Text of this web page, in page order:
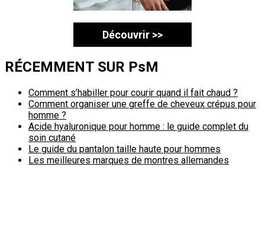
Découvrir >>
RÉCEMMENT SUR PsM
Comment s’habiller pour courir quand il fait chaud ?
Comment organiser une greffe de cheveux crépus pour
homme ?
Acide hyaluronique pour homme : le guide complet du
soin cutané
Le guide du pantalon taille haute pour hommes
Les meilleures marques de montres allemandes